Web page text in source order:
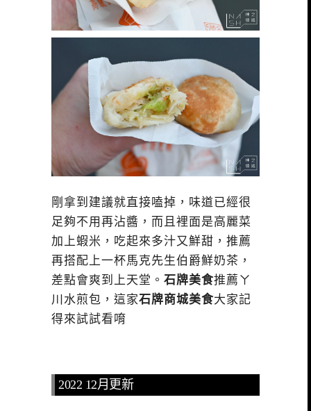
剛拿到建議就直接嗑掉，味道已經很
足夠不用再沾醬，而且裡面是高麗菜
加上蝦米，吃起來多汁又鮮甜，推薦
再搭配上一杯馬克先生伯爵鮮奶茶，
差點會爽到上天堂。 石牌美食推薦ㄚ
川水煎包，這家石牌商城美食大家記
得來試試看唷
2022 12月更新